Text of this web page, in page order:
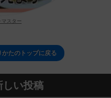
マスター
かたのトップに戻る
しい投稿